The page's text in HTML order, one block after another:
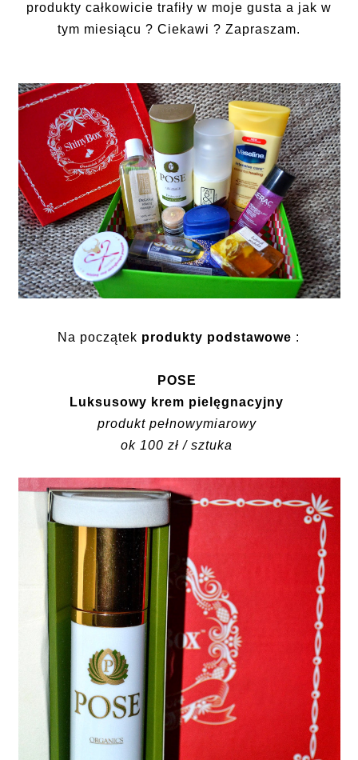
produkty całkowicie trafiły w moje gusta a jak w
tym miesiącu ? Ciekawi ? Zapraszam.
Na początek produkty podstawowe :
POSE
Luksusowy krem pielęgnacyjny
produkt pełnowymiarowy
ok 100 zł / sztuka